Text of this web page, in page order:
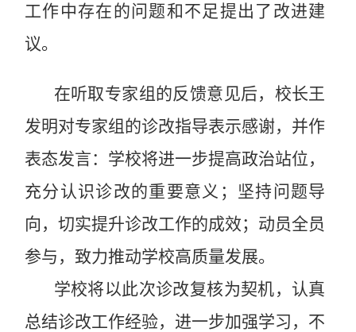
工作中存在的问题和不足提出了改进建
议。
在听取专家组的反馈意见后，校长王
发明对专家组的诊改指导表示感谢，并作
表态发言：学校将进一步提高政治站位，
充分认识诊改的重要意义；坚持问题导
向，切实提升诊改工作的成效；动员全员
参与，致力推动学校高质量发展。
学校将以此次诊改复核为契机，认真
总结诊改工作经验，进一步加强学习，不